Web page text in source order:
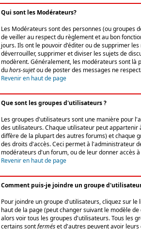
Qui sont les Modérateurs?
Les Modérateurs sont des personnes (ou groupes
de veiller au respect du règlement et au bon
jours. Ils ont le pouvoir d'éditer ou de supprimer
déverrouiller, supprimer et diviser les sujets de
modèrent. Généralement, les modérateurs sont là
duhors-sujetou de poster des messages ne
Revenir en haut de page
Que sont les groupes d'utilisateurs ?
Les groupes d'utilisateurs sont une manière pour
des utilisateurs. Chaque utilisateur peut appartenir
diffère de la plupart des autres forums) et chaque
des droits d'accès. Ceci permet à l'administrateur
modérateurs d'un forum, ou de leur donner accès
Revenir en haut de page
Comment puis-je joindre un groupe
Pour joindre un groupe d'utilisateurs, cliquez sur le
haut de la page (peut changer suivant le modèle
alors voir tous les groupes d'utilisateurs. Tous les
certains sontferméset d'autres peuvent avoir leurs